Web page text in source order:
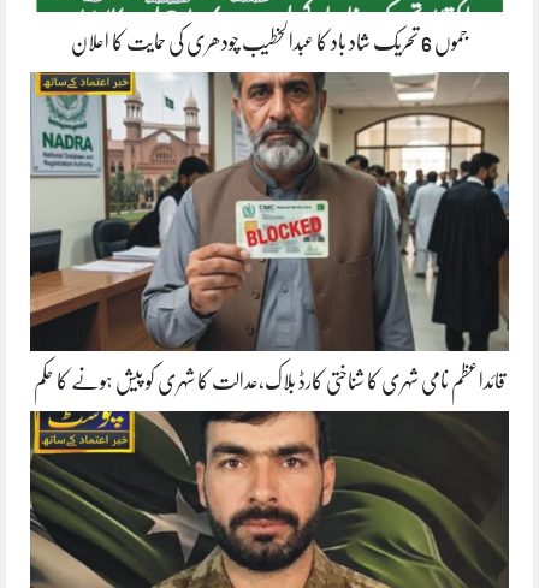
جموں 6 تحریک شاد باد کا عبدالخطیب چودھری کی حمایت کا اعلان
قائداعظم نامی شہری کا شناختی کارڈ بلاک،عدالت کا شہری کو پیش ہونے کا حکم